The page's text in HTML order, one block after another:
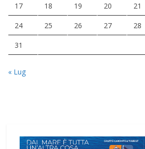
17 18 19 20 21
24 25 26 27 28
31
« Lug